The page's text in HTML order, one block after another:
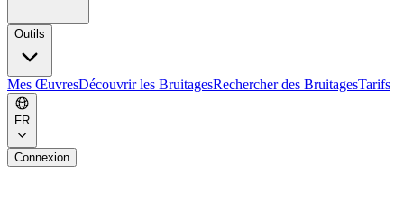
Outils
Mes ŒuvresDécouvrir les BruitagesRechercher des BruitagesTarifs
FR
Connexion